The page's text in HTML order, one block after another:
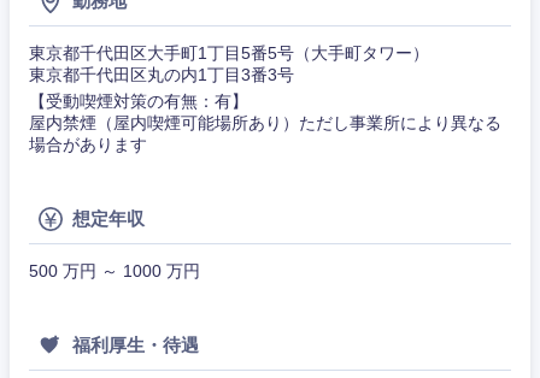
東京都千代田区大手町1丁目5番5号（大手町タワー）
東京都千代田区丸の内1丁目3番3号
【受動喫煙対策の有無：有】
屋内禁煙（屋内喫煙可能場所あり）ただし事業所により異なる
場合があります
想定年収
500 万円 ～ 1000 万円
福利厚生・待遇
建設・施
工管理
事務職
その他
サービス